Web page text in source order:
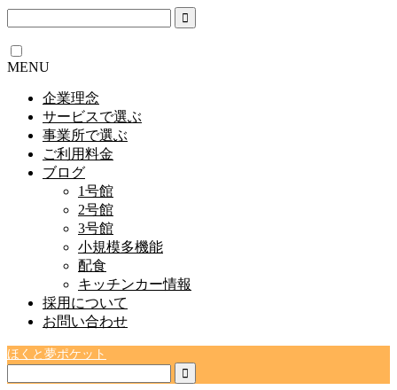
MENU
企業理念
サービスで選ぶ
事業所で選ぶ
ご利用料金
ブログ
1号館
2号館
3号館
小規模多機能
配食
キッチンカー情報
採用について
お問い合わせ
ほくと夢ポケット